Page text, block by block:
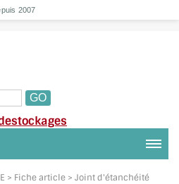
2007
> Fiche article > Joint d'étanchéité